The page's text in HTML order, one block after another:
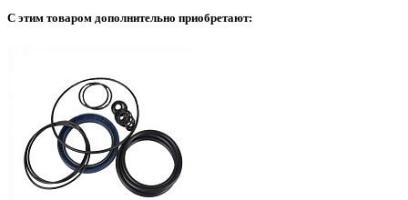
C этим товаром дополнительно приобретают: